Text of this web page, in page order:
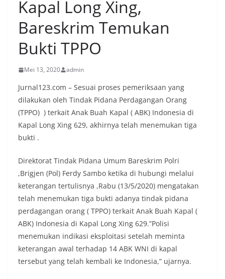
Kapal Long Xing,
Bareskrim Temukan
Bukti TPPO
Mei 13, 2020 admin
Jurnal123.com – Sesuai proses pemeriksaan yang
dilakukan oleh Tindak Pidana Perdagangan Orang
(TPPO) ) terkait Anak Buah Kapal ( ABK) Indonesia di
Kapal Long Xing 629, akhirnya telah menemukan tiga
bukti .
Direktorat Tindak Pidana Umum Bareskrim Polri
,Brigjen (Pol) Ferdy Sambo ketika di hubungi melalui
keterangan tertulisnya ,Rabu (13/5/2020) mengatakan
telah menemukan tiga bukti adanya tindak pidana
perdagangan orang ( TPPO) terkait Anak Buah Kapal (
ABK) Indonesia di Kapal Long Xing 629.”Polisi
menemukan indikasi eksploitasi setelah meminta
keterangan awal terhadap 14 ABK WNI di kapal
tersebut yang telah kembali ke Indonesia,” ujarnya.